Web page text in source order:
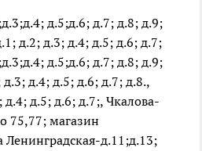
д.5;д.6; д.7; д.8; д.9;
д.2; д.3; д.4; д.5; д.6; д.7;
д.5;д.6; д.7; д.8; д.9;
д.4; д.5; д.6; д.7; д.8.,
д.4; д.5; д.6; д.7;, Чкалова-
75,77; магазин
д.11;д.13;